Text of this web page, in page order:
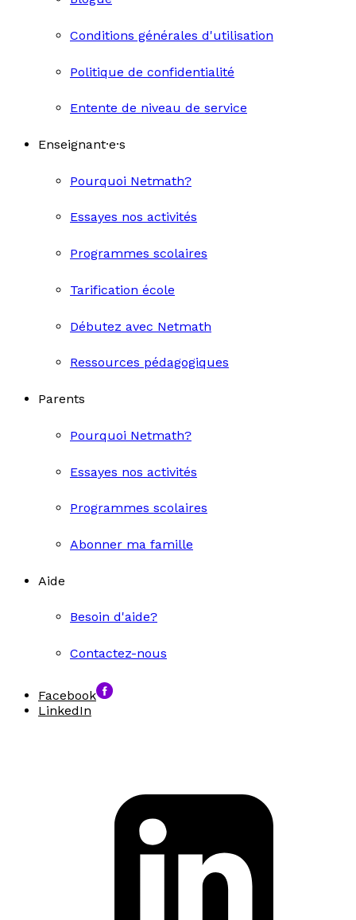
Conditions générales d'utilisation
Politique de confidentialité
Entente de niveau de service
Enseignant·e·s
Pourquoi Netmath?
Essayes nos activités
Programmes scolaires
Tarification école
Débutez avec Netmath
Ressources pédagogiques
Parents
Pourquoi Netmath?
Essayes nos activités
Programmes scolaires
Abonner ma famille
Aide
Besoin d'aide?
Contactez-nous
Facebook
LinkedIn